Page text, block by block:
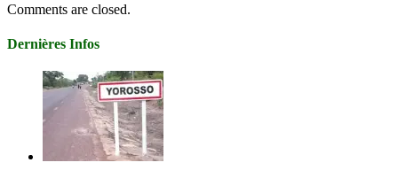
Comments are closed.
Dernières Infos